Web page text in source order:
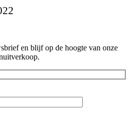
en blijf op de hoogte van onze